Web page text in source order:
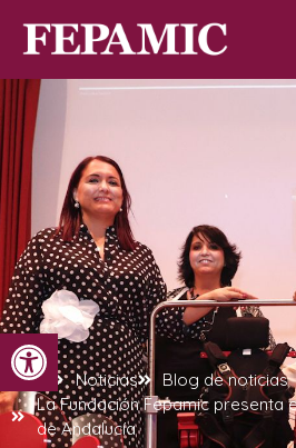
Abrir barra de
Inicio Noticias
Blog de noticias
La Fundación Fepamic presenta
de Andalucía